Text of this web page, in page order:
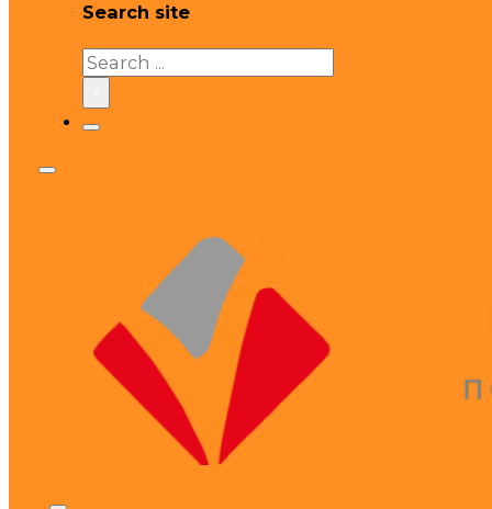
Search site
Search